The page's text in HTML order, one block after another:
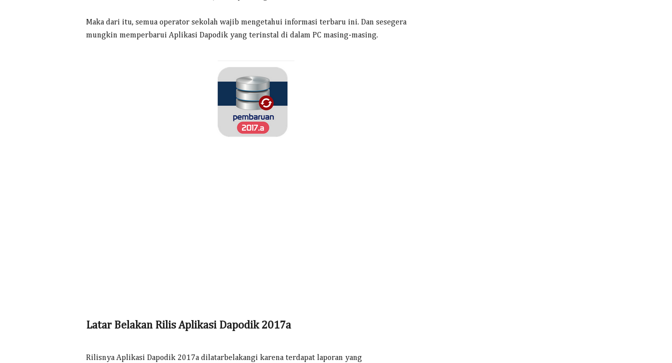
Maka dari itu, semua operator sekolah wajib mengetahui informasi terbaru ini. Dan sesegera
mungkin memperbarui Aplikasi Dapodik yang terinstal di dalam PC masing-masing.
Latar Belakan Rilis Aplikasi Dapodik 2017a
Rilisnya Aplikasi Dapodik 2017a dilatarbelakangi karena terdapat laporan yang